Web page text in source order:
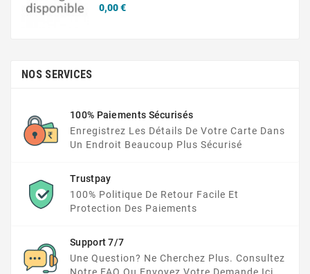
0,00 €Prix
NOS SERVICES
100% Paiements Sécurisés
Enregistrez Les Détails De Votre Carte Dans
Un Endroit Beaucoup Plus Sécurisé
Trustpay
100% Politique De Retour Facile Et
Protection Des Paiements
Support 7/7
Une Question? Ne Cherchez Plus. Consultez